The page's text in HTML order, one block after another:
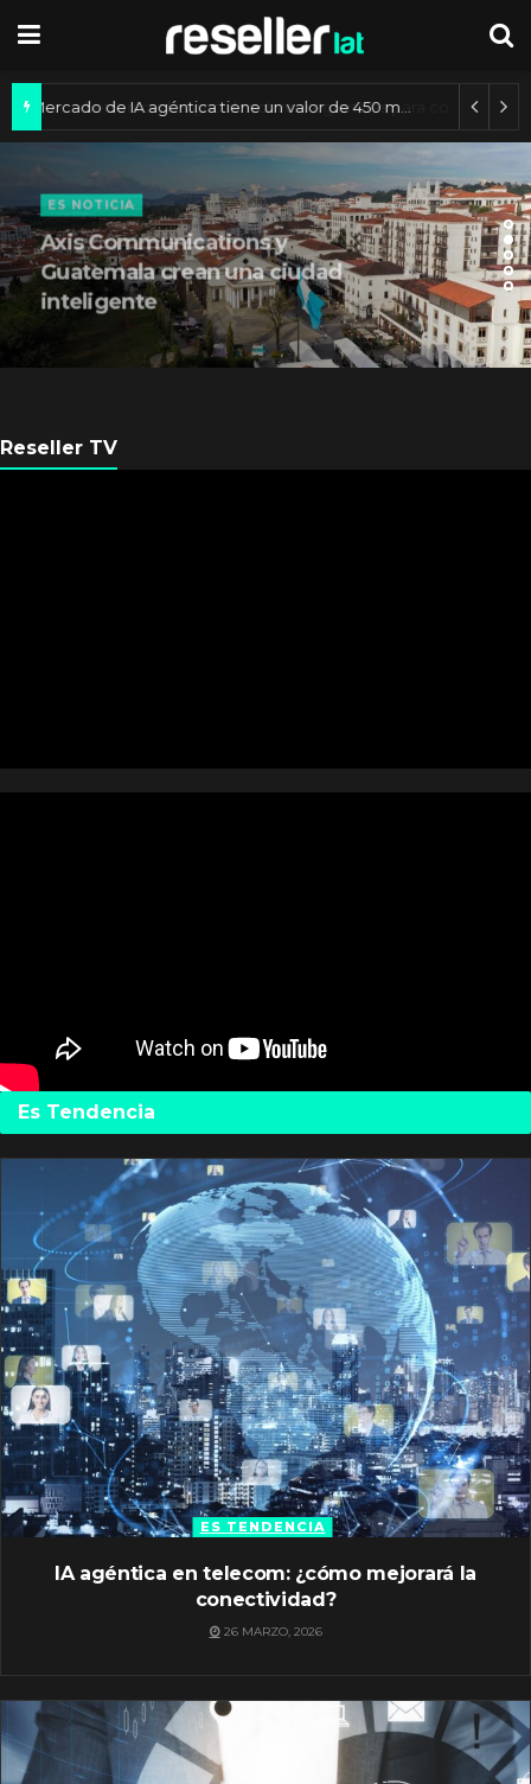
ES NOTICIA
Axis Communications y
Guatemala crean una ciudad
inteligente
Reseller TV
Es Tendencia
ES TENDENCIA
IA agéntica en telecom: ¿cómo mejorará la
conectividad?
26 MARZO, 2026